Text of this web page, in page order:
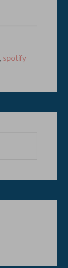
, spotify